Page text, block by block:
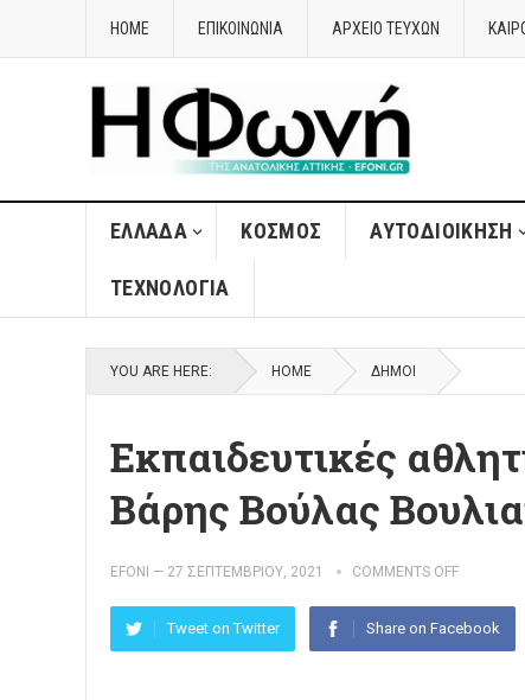
HOME ΕΠΙΚΟΙΝΩΝΙΑ ΑΡΧΕΙΟ ΤΕΥΧΩΝ
ΈΛΛΑΔΑ ΚΌΣΜΟΣ ΑΥΤΟΔΙΟΊΚΗΣΗ
ΤΕΧΝΟΛΟΓΊΑ
YOU ARE HERE: HOME ΔΉΜΟΙ
Εκπαιδευτικές
Bάρης Βούλας
EFONI — 27 ΣΕΠΤΕΜΒΡΊΟΥ, 2021 COMMENTS OFF
Tweet on Twitter Share on Facebook